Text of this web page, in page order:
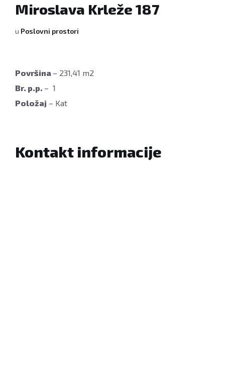
Miroslava Krleže 187
u Poslovni prostori
Površina – 231,41 m2
Br. p.p. – 1
Položaj – Kat
Kontakt informacije